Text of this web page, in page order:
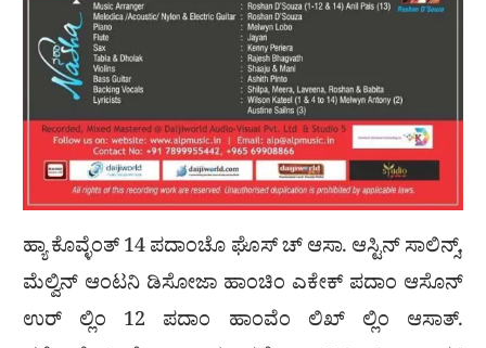
ಹ್ಯಾ ಕೊವ್ಳೆಂತ್ 14 ಪದಾಂಚೊ ಘೊಸ್ ಚ್ ಆಸಾ. ಆಸ್ಟಿನ್ ಸಾಲಿನ್ಸ್,
ಮೆಲ್ವಿನ್ ಆಂಟನಿ ಡಿಸೋಜಾ ಹಾಂಚಿಂ ಎಕೇಕ್ ಪದಾಂ ಆಸೊನ್
ಉರ್ ಲ್ಲಿಂ 12 ಪದಾಂ ಹಾಂವೆಂ ಲಿಖ್ ಲ್ಲಿಂ ಆಸಾತ್.